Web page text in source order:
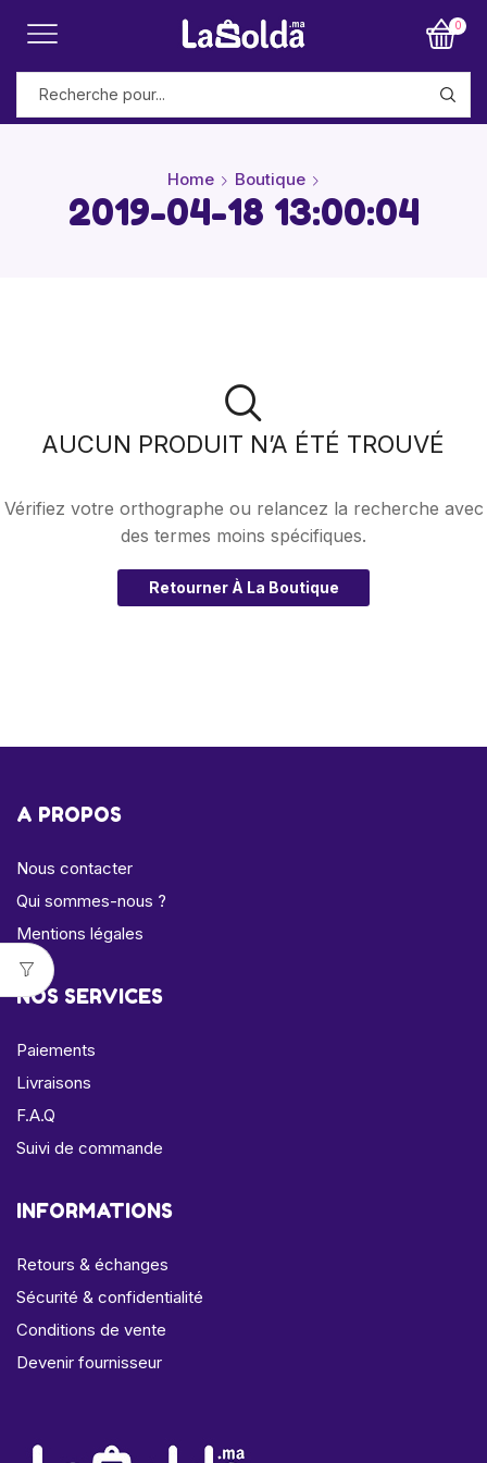
0
Home Boutique
2019-04-18 13:00:04
AUCUN PRODUIT N’A ÉTÉ TROUVÉ
Vérifiez votre orthographe ou relancez la recherche avec
des termes moins spécifiques.
Retourner À La Boutique
A PROPOS
Nous contacter
Qui sommes-nous ?
Mentions légales
NOS SERVICES
Paiements
Livraisons
F.A.Q
Suivi de commande
INFORMATIONS
Retours & échanges
Sécurité & confidentialité
Conditions de vente
Devenir fournisseur